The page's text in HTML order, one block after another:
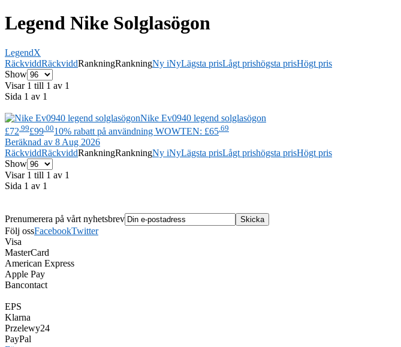
Legend Nike Solglasögon
LegendX
RäckviddRäckviddRankningRankningNy iNyLägsta prisLågt prishögsta prisHögt pris
Show
Visar 1 till 1 av 1
Sida 1 av 1
Nike Ev0940 legend solglasögon
£72 .99£99 .0010% rabatt på användning WOWTEN: £65 .69
Beräknad av 8 Aug 2026
RäckviddRäckviddRankningRankningNy iNyLägsta prisLågt prishögsta prisHögt pris
Show
Visar 1 till 1 av 1
Sida 1 av 1
Prenumerera på vårt nyhetsbrev
Följ ossFacebookTwitter
Visa
MasterCard
American Express
Apple Pay
Bancontact
EPS
Klarna
Przelewy24
PayPal